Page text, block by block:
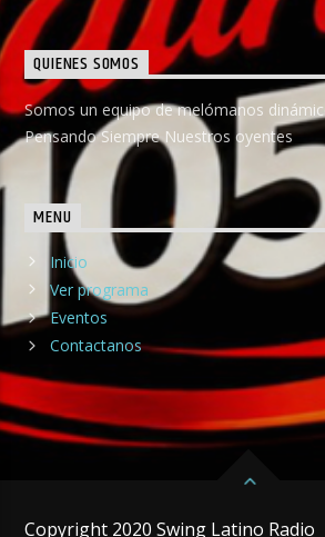
QUIENES SOMOS
Somos un equipo de melómanos
Pensando Siempre Nuestros oyentes
MENU
Inicio
Ver programa
Eventos
Contactanos
Copyright 2020 Swing Latino Radio